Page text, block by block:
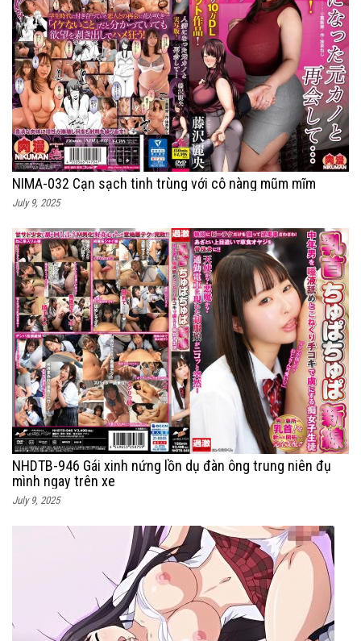
NIMA-032 Cạn sạch tinh trùng với cô nàng mũm mĩm
July 9, 2025
NHDTB-946 Gái xinh nứng lồn dụ đàn ông trung niên đụ
mình ngay trên xe
July 9, 2025